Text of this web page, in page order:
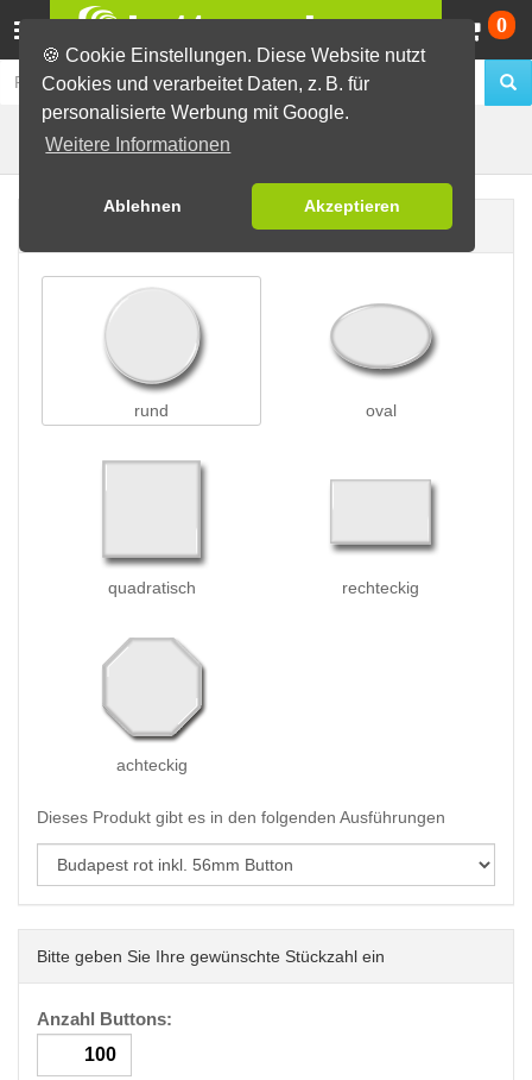
🍪 Cookie Einstellungen. Diese Website nutzt
Cookies und verarbeitet Daten, z. B. für
personalisierte Werbung mit Google.
Weitere Informationen
Ablehnen Akzeptieren
0
Buttons erstellen Preisschleifen
rund oval
quadratisch rechteckig
achteckig
Dieses Produkt gibt es in den folgenden Ausführungen
Bitte geben Sie Ihre gewünschte Stückzahl ein
Anzahl Buttons: